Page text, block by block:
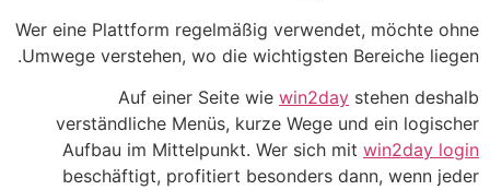
Wer eine Plattform regelmäßig verwendet, möchte ohne
Umwege verstehen, wo die wichtigsten Bereiche liegen.
Auf einer Seite wie win2day stehen deshalb
verständliche Menüs, kurze Wege und ein logischer
Aufbau im Mittelpunkt. Wer sich mit win2day login
beschäftigt, profitiert besonders dann, wenn jeder